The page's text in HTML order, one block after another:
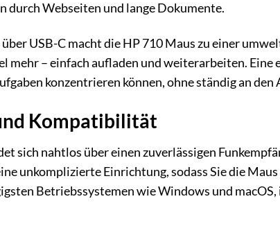
durch Webseiten und lange Dokumente.
USB-C macht die HP 710 Maus zu einer
mehr – einfach aufladen und weiterarbeiten. Eine
konzentrieren können, ohne ständig an den
Kompatibilität
sich nahtlos über einen zuverlässigen
unkomplizierte Einrichtung, sodass Sie die
Betriebssystemen wie Windows und